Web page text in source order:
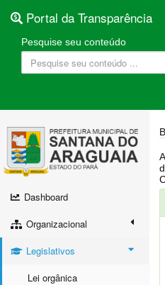
Portal da Transparência
Pesquise seu conteúdo
Dashboard
Organizacional
Legislativos
Lei orgânica
das